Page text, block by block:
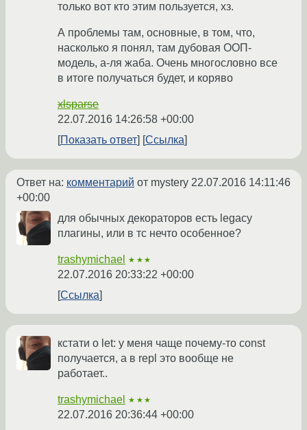
только вот кто этим пользуется, хз.
А проблемы там, основные, в том, что,
насколько я понял, там дубовая ООП-
модель, а-ля жаба. Очень многословно все
в итоге получаться будет, и коряво
xlsparse
22.07.2016 14:26:58 +00:00
Показать ответ
Ссылка
Ответ на: комментарий от mystery 22.07.2016 14:11:46
+00:00
для обычных декораторов есть legacy
плагины, или в тс нечто особенное?
trashymichael ★★★
22.07.2016 20:33:22 +00:00
Ссылка
кстати о let: у меня чаще почему-то const
получается, а в repl это вообще не
работает..
trashymichael ★★★
22.07.2016 20:36:44 +00:00